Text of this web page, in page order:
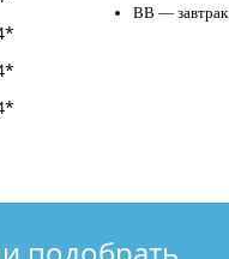
BB — завтрак